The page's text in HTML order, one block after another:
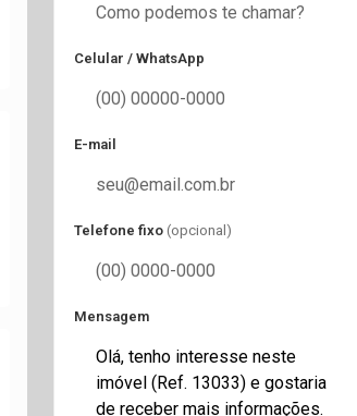
Celular / WhatsApp
E-mail
Telefone fixo (opcional)
Mensagem